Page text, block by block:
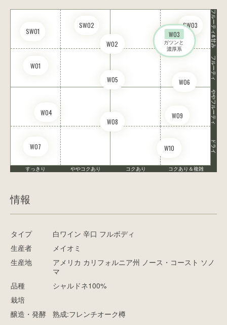
SW01
SW02 SW03
W01
W02
W03
ガツンと
濃厚系
W04
W05 W06
W07
W08
W09
W10
フルーティ&甘み
フルーティ
ややフルーティ
ドライ
すっきり ややコクあり コクあり コクあり＆複雑
情報
タイプ
白ワイン 辛口 フルボディ
生産者
メイオミ
生産地
アメリカ カリフォルニア州 ノース・コースト ソノ
マ
品種
シャルドネ100%
栽培
醸造・発酵
熟成:フレンチオーク樽